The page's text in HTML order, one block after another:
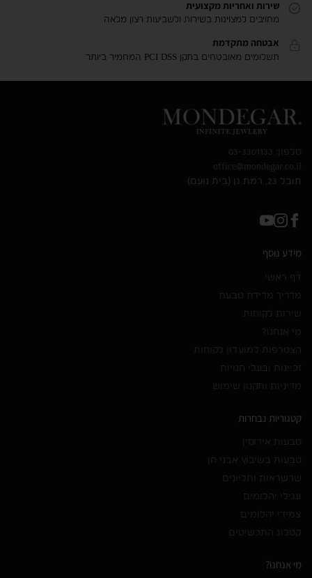
שירות ואחריות מקצועית
מחויבים למצוינות בשירות ולשביעות רצון מלאה
אבטחה מתקדמת
תשלומים מאובטחים בתקן PCI DSS המחמיר ביותר
טלפון: 03-3301133
office@mondegar.co.il
תובל 23, רמת גן (בית נועם)
מידע נוסף
דף ראשי
מדריך מדידת טבעת
שירות לקוחות
מי אנחנו?
הצטרפות למועדון לקוחות
זכיינות ובעלי חנויות
מדיניות ותקנון שימוש
קטגוריות נבחרות
טבעות אירוסין
טבעות בשיבוץ אבני חן
שרשראות ותליונים
עגילי יהלומים
צמידי יהלומים
קטלוג התכשיטים
מי אנחנו?